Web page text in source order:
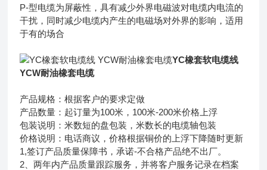
P-型电缆为屏蔽性，具有减少外界电磁波对电缆内电流的
干扰，同时减少电缆内产生的电磁场对外界的影响，适用
于有的场合
YC橡套软电缆线
YCW耐油橡套电缆
产品规格：根据客户的要求定做
产品数量：起订量为100米，100米-200米价格上浮
包装说明：米数短的盘包装，米数长的电缆轴包装
价格说明：电话商议，价格根据铜价的上浮下降随时更新
1,签订产品质量保障书，承诺-不合格产品绝不出厂。
2、两年内产品质量跟踪服务，并将客户服务记录在档案